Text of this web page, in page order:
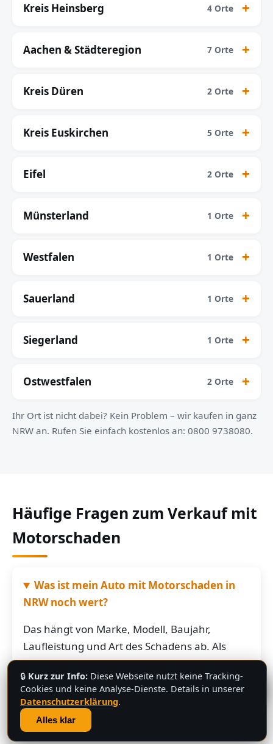
Kreis Heinsberg 4 Orte
Aachen & Städteregion 7 Orte
Kreis Düren 2 Orte
Kreis Euskirchen 5 Orte
Eifel 2 Orte
Münsterland 1 Orte
Westfalen 1 Orte
Sauerland 1 Orte
Siegerland 1 Orte
Ostwestfalen 2 Orte
Ihr Ort ist nicht dabei? Kein Problem – wir kaufen in ganz
NRW an. Rufen Sie einfach kostenlos an: 0800 9738080.
Häufige Fragen zum Verkauf mit
Motorschaden
Was ist mein Auto mit Motorschaden in
NRW noch wert?
Das hängt von Marke, Modell, Baujahr,
Laufleistung und Art des Schadens ab. Als
grobe Richtung: Fahrzeuge mit Motorschaden
bringen je nach Restwert der Karosserie und
der Teile oft noch mehrere hundert bis
mehrere tausend Euro. Schicken Sie uns die
Fahrzeugdaten – Sie bekommen von uns eine
💬
🔒 Kurz zur Info: Diese Webseite nutzt keine Tracking-
Cookies und keine Analyse-Dienste. Details in unserer
Datenschutzerklärung.
Alles klar